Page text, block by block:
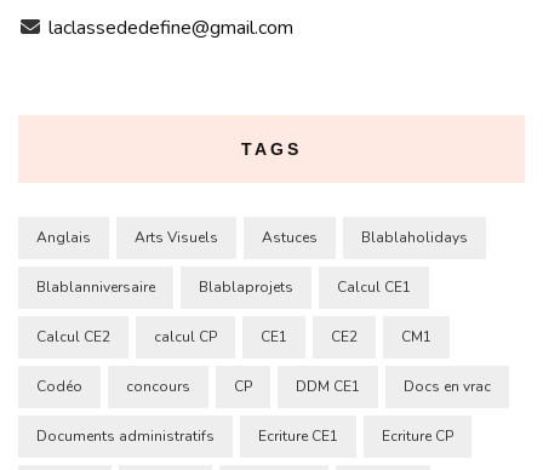
laclassededefine@gmail.com
TAGS
Anglais Arts Visuels Astuces Blablaholidays
Blablanniversaire Blablaprojets Calcul CE1
Calcul CE2 calcul CP CE1 CE2 CM1
Codéo concours CP DDM CE1 Docs en vrac
Documents administratifs Ecriture CE1 Ecriture CP